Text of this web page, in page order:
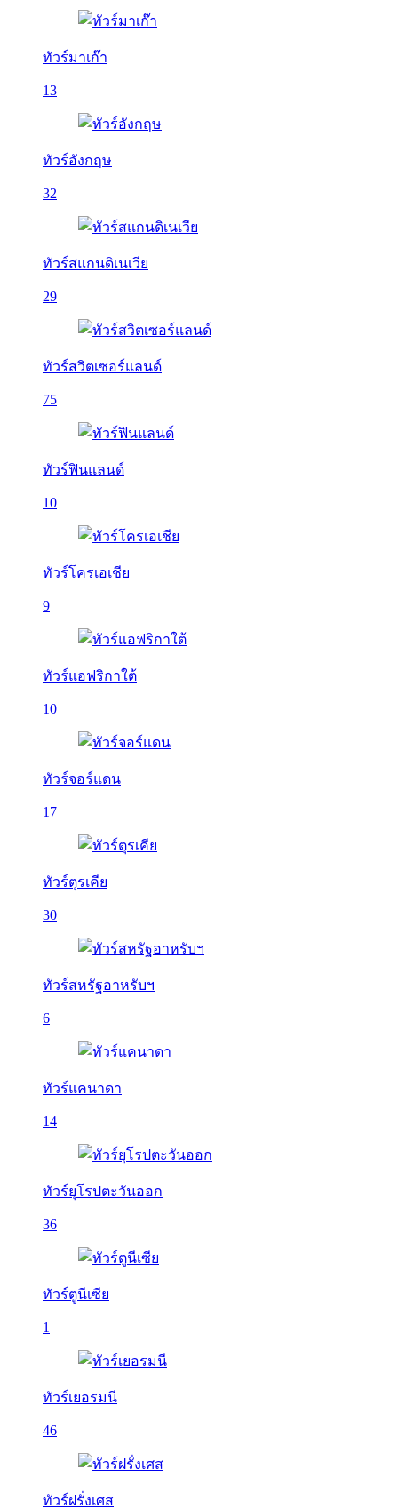
ทัวร์มาเก๊า
13
ทัวร์อังกฤษ
32
ทัวร์สแกนดิเนเวีย
29
ทัวร์สวิตเซอร์แลนด์
75
ทัวร์ฟินแลนด์
10
ทัวร์โครเอเชีย
9
ทัวร์แอฟริกาใต้
10
ทัวร์จอร์แดน
17
ทัวร์ตุรเคีย
30
ทัวร์สหรัฐอาหรับฯ
6
ทัวร์แคนาดา
14
ทัวร์ยุโรปตะวันออก
36
ทัวร์ตูนีเซีย
1
ทัวร์เยอรมนี
46
ทัวร์ฝรั่งเศส